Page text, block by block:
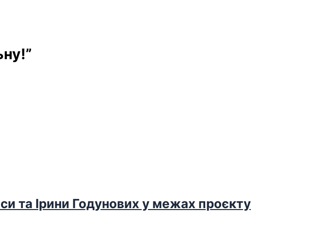
та Ірини Годунових у межах проєкту